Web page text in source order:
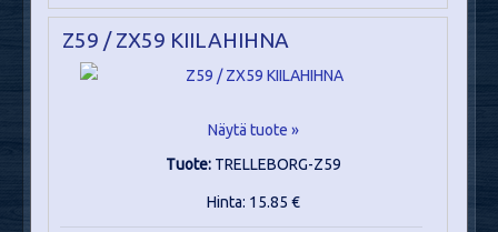
Z59 / ZX59 KIILAHIHNA
Näytä tuote »
Tuote: TRELLEBORG-Z59
Hinta: 15.85 €